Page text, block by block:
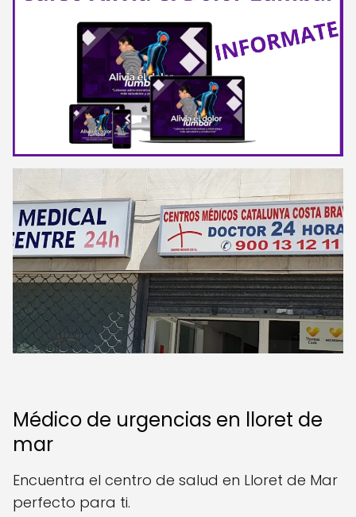
Médico de urgencias en lloret de
mar
Encuentra el centro de salud en Lloret de Mar
perfecto para ti.